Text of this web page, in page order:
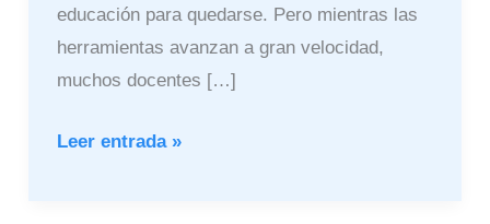
educación para quedarse. Pero mientras las
herramientas avanzan a gran velocidad,
muchos docentes […]
Leer entrada »